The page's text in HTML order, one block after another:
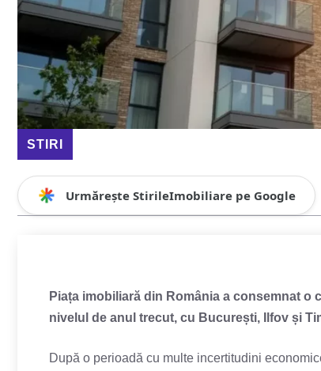
STIRI
Urmărește StirileImobiliare pe Google
Piața imobiliară din România a consemnat
nivelul de anul trecut, cu București, Ilfov și
După o perioadă cu multe incertitudini